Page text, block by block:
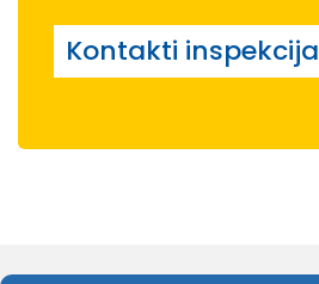
Kontakti inspekcija